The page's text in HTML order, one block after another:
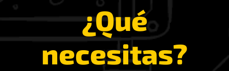
¿Qué
necesitas?